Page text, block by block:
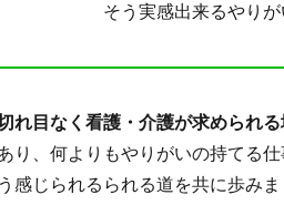
そう実感出来るやり
れ目なく看護・介護が求められ
り、何よりもやりがいの持てる
感じられるられる道を共に歩みま